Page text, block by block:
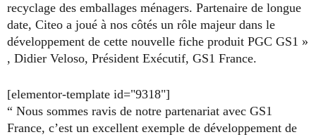
recyclage des emballages ménagers. Partenaire de longue
date, Citeo a joué à nos côtés un rôle majeur dans le
développement de cette nouvelle fiche produit PGC GS1 »
, Didier Veloso, Président Exécutif, GS1 France.
[elementor-template id="9318"]
“ Nous sommes ravis de notre partenariat avec GS1
France, c’est un excellent exemple de développement de